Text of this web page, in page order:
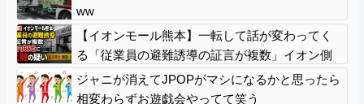
ww
【イオンモール熊本】一転して話が変わってく
る「従業員の避難誘導の証言が複数」イオン側
が社内規定に抵触していた疑い
ジャニが消えてJPOPがマシになるかと思ったら
相変わらずお遊戯会やってて笑う